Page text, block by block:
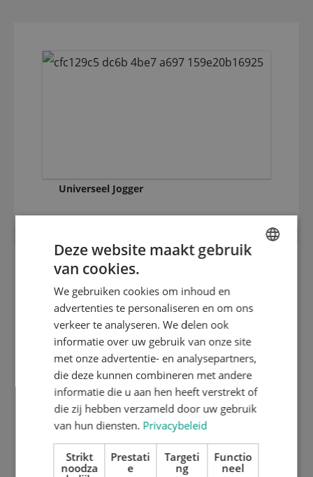
Universeel Jogger
Deze website maakt gebruik
van cookies.
We gebruiken cookies om inhoud en
advertenties te personaliseren en om ons
verkeer te analyseren. We delen ook
informatie over uw gebruik van onze site
met onze advertentie- en analysepartners,
die deze kunnen combineren met andere
informatie die u aan hen heeft verstrekt of
die zij hebben verzameld door uw gebruik
van hun diensten. Privacybeleid
Strikt
noodza
Prestati
e
Targeti
ng
Functio
neel